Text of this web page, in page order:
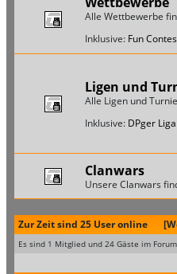
Alle Wettbewerbe
Inklusive: Fun
Ligen und
Alle Ligen und
Inklusive: DPger
Clanwars
Unsere Clanwars
Zur Zeit sind 25 User online
Es sind 1 Mitglied und 24 Gäste im